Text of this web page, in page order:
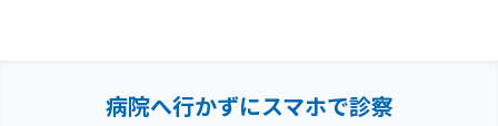
病院へ行かずにスマホで診察